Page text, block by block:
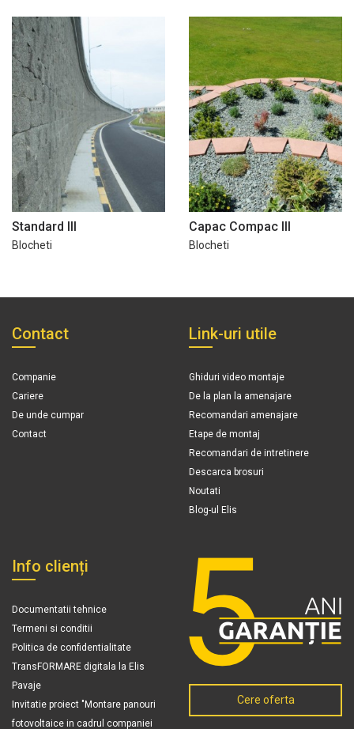
Standard III
Blocheti
Capac Compac III
Blocheti
Contact
Companie
Cariere
De unde cumpar
Contact
Link-uri utile
Ghiduri video montaje
De la plan la amenajare
Recomandari amenajare
Etape de montaj
Recomandari de intretinere
Descarca brosuri
Noutati
Blog-ul Elis
Info clienți
Documentatii tehnice
Termeni si conditii
Politica de confidentialitate
TransFORMARE digitala la Elis
Pavaje
Invitatie proiect "Montare panouri
fotovoltaice in cadrul companiei
Cere oferta